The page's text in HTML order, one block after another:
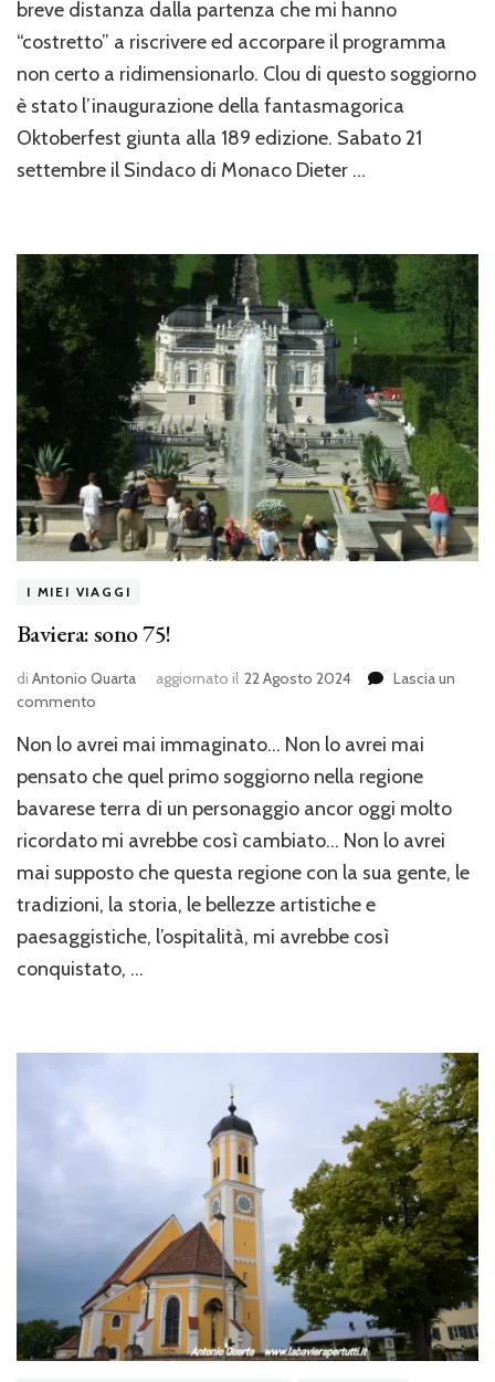
breve distanza dalla partenza che mi hanno
“costretto” a riscrivere ed accorpare il programma
non certo a ridimensionarlo. Clou di questo soggiorno
è stato l’inaugurazione della fantasmagorica
Oktoberfest giunta alla 189 edizione. Sabato 21
settembre il Sindaco di Monaco Dieter …
I MIEI VIAGGI
Baviera: sono 75!
di Antonio Quarta aggiornato il 22 Agosto 2024
Lascia un
commento
sono
75!
Non lo avrei mai immaginato… Non lo avrei mai
pensato che quel primo soggiorno nella regione
bavarese terra di un personaggio ancor oggi molto
ricordato mi avrebbe così cambiato… Non lo avrei
mai supposto che questa regione con la sua gente, le
tradizioni, la storia, le bellezze artistiche e
paesaggistiche, l’ospitalità, mi avrebbe così
conquistato, …